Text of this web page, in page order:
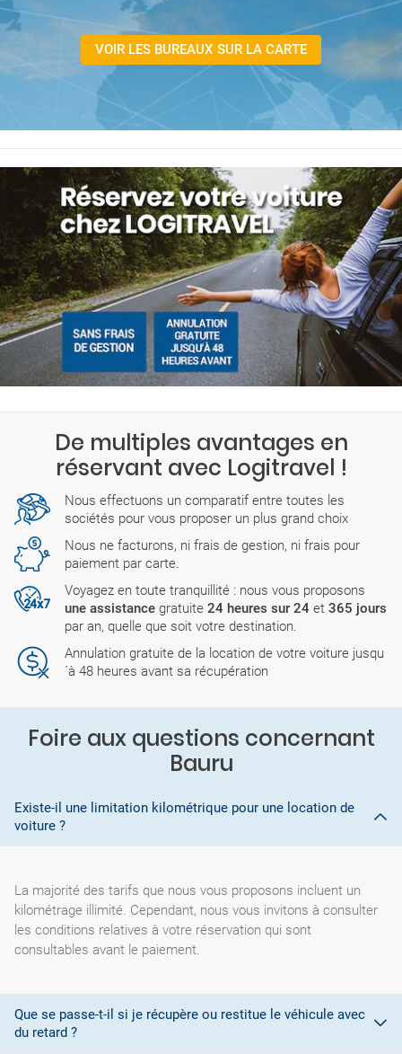
VOIR LES BUREAUX SUR LA CARTE
De multiples avantages en
réservant avec Logitravel !
Nous effectuons un comparatif entre toutes les
sociétés pour vous proposer un plus grand choix
Nous ne facturons, ni frais de gestion, ni frais pour
paiement par carte.
Voyagez en toute tranquillité : nous vous proposons
une assistance gratuite 24 heures sur 24 et 365 jours
par an, quelle que soit votre destination.
Annulation gratuite de la location de votre voiture jusqu
´à 48 heures avant sa récupération
Foire aux questions concernant
Bauru
Existe-il une limitation kilométrique pour une location de
voiture ?
La majorité des tarifs que nous vous proposons incluent un
kilométrage illimité. Cependant, nous vous invitons à consulter
les conditions relatives à votre réservation qui sont
consultables avant le paiement.
Que se passe-t-il si je récupère ou restitue le véhicule avec
du retard ?